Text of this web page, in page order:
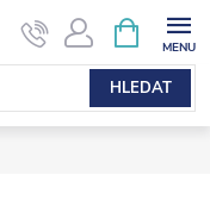
HLEDAT
NÁKUPNÍ
KOŠÍK